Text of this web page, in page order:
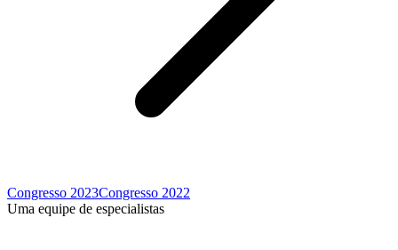
Congresso 2023Congresso 2022
Uma equipe de especialistas